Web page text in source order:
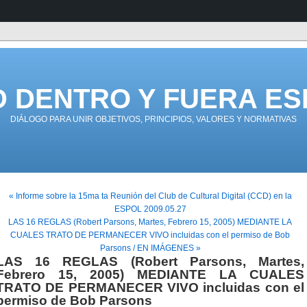
DENTRO Y FUERA
DIÁLOGO PARA UNIR OBJETIVOS, PRINCIPIOS, VALORES Y NORMATIVAS
« Informe sobre la 15ma ta Reunión del Club de Cultural Digital (CCD) en la
ESPOL 2009.05.27
LAS 16 REGLAS (Robert Parsons, Martes, Febrero 15, 2005) MEDIANTE LA
CUALES TRATO DE PERMANECER VIVO incluidas con el permiso de Bob
Parsons / EN IMÁGENES »
16 REGLAS (Robert Parsons, Martes,
15, 2005) MEDIANTE LA CUALES
DE PERMANECER VIVO incluidas con el
de Bob Parsons